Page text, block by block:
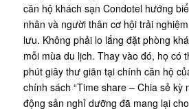
căn hộ khách sạn Condotel hướng
nhân và người thân cơ hội trải
lưu. Không phải lo lắng đặt phòng
mỗi mùa du lịch. Thay vào đó, họ có
phút giây thư giãn tại chính căn hộ
chính sách “Time share – Chia sẻ kỳ
động sản nghỉ dưỡng đã mang lại